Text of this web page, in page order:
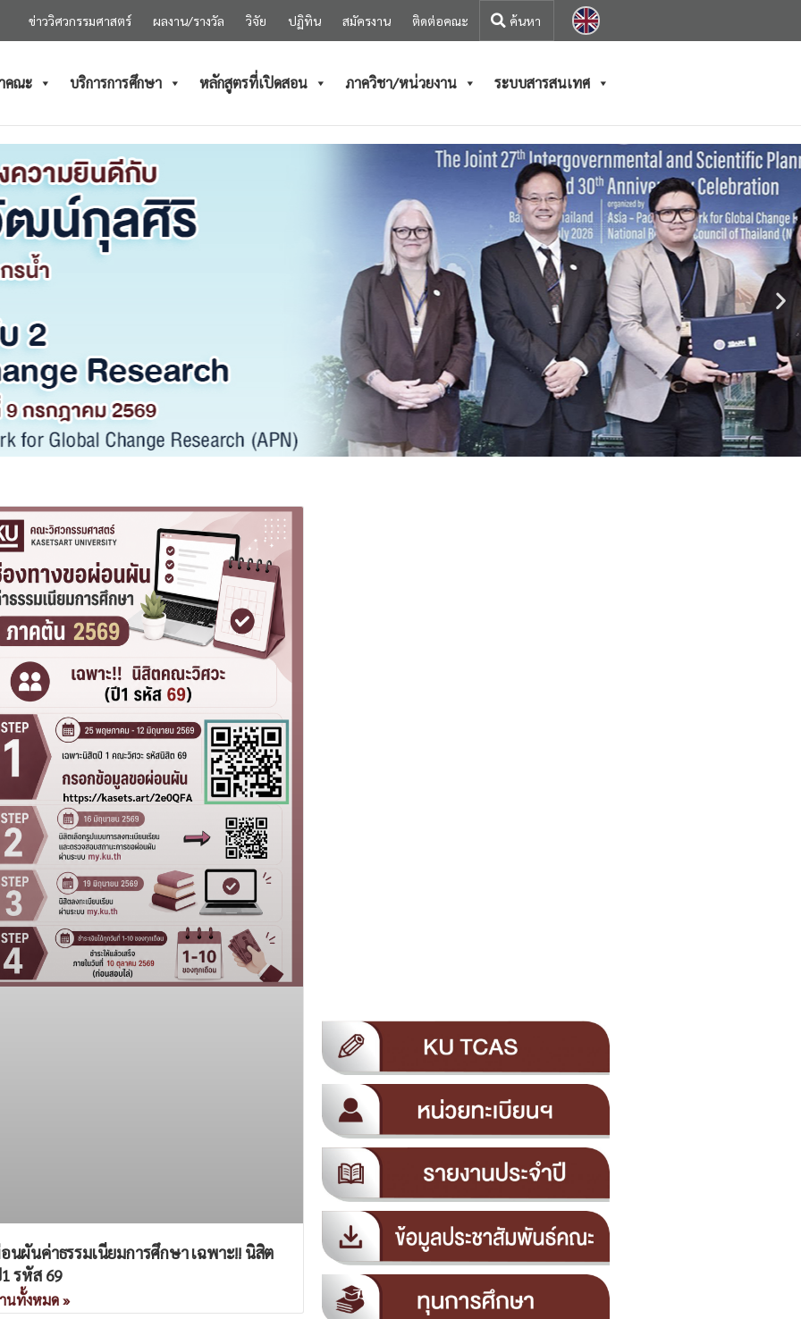
ข่าววิศวกรรมศาสตร์ ผลงาน/รางวัล วิจัย ปฏิทิน สมัครงาน ติดต่อคณะ
คณะ บริการการศึกษา หลักสูตรที่เปิดสอน ภาควิชา/หน่วยงาน ระบบสารสนเทศ
นผันค่าธรรมเนียมการศึกษา เฉพาะ!! นิสิต
รหัส 69
นทั้งหมด »